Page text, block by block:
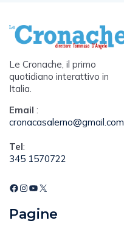
Le Cronache, il primo
quotidiano interattivo in
Italia.
Email :
cronacasalerno@gmail.com
Tel:
345 1570722
Pagine